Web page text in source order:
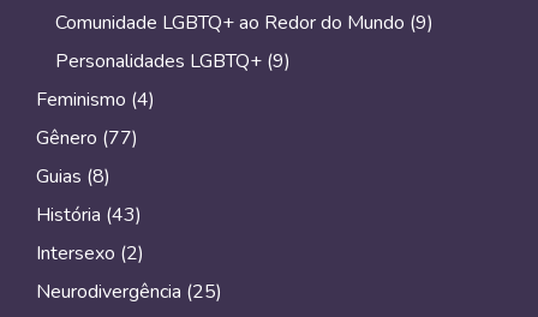
Comunidade LGBTQ+ ao Redor do Mundo (9)
Personalidades LGBTQ+ (9)
Feminismo (4)
Gênero (77)
Guias (8)
História (43)
Intersexo (2)
Neurodivergência (25)